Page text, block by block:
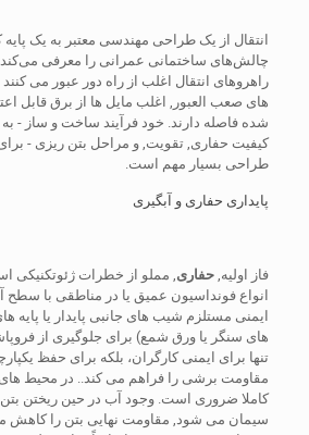
انتقال از یک طراحی مهندسی معتبر به یک پایه
چالش‌های ساختمانی عمرانی را معرفی
راهروهای انتقال اغلب از راه دور عبور می
های صعب العبور, اغلب مایل ها از برق قابل
شده فاصله دارند. خود فرآیند ساخت و ساز - به
کیفیت حفاری, تقویت, و مراحل بتن ریزی -
طراحی بسیار مهم است.
پایداری حفاری و آبگیری
فاز اولیه, حفاری , مملو از خطرات
انواع فونداسیون عمیق یا در مناطقی با سطح
ایمنی مستلزم شیب های جانبی پایدار یا
های سنگر یا ورق شمع) برای جلوگیری از
تنها برای ایمنی کارگران، بلکه برای حفظ
مقاومت برشی را فراهم می کند.. در محیط های
کاملا ضروری است. وجود آب در حین ریختن
سیمان می شود, مقاومت نهایی بتن را کاهش